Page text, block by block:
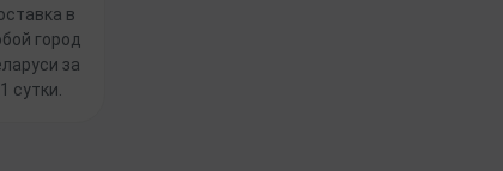
в
город
за
1 сутки.